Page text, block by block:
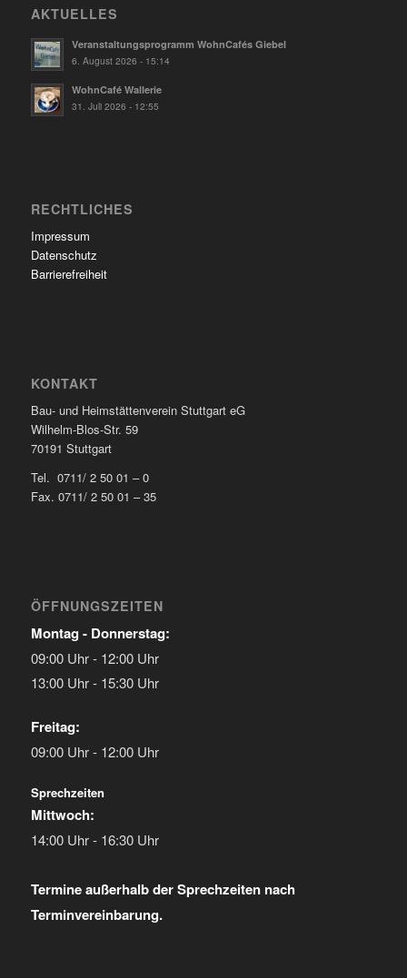
AKTUELLES
Veranstaltungsprogramm WohnCafés Giebel
6. August 2026 - 15:14
WohnCafé Wallerie
31. Juli 2026 - 12:55
RECHTLICHES
Impressum
Datenschutz
Barrierefreiheit
KONTAKT
Bau- und Heimstättenverein Stuttgart eG
Wilhelm-Blos-Str. 59
70191 Stuttgart
Tel. 0711/ 2 50 01 – 0
Fax. 0711/ 2 50 01 – 35
ÖFFNUNGSZEITEN
Montag - Donnerstag:
09:00 Uhr - 12:00 Uhr
13:00 Uhr - 15:30 Uhr
Freitag:
09:00 Uhr - 12:00 Uhr
Sprechzeiten
Mittwoch:
14:00 Uhr - 16:30 Uhr
Termine außerhalb der Sprechzeiten nach
Terminvereinbarung.